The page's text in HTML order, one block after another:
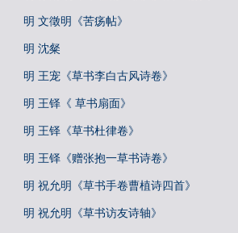
明 文徵明《苦疡帖》
明 沈粲
明 王宠《草书李白古风诗卷》
明 王铎《 草书扇面》
明 王铎《草书杜律卷》
明 王铎《赠张抱一草书诗卷》
明 祝允明《草书手卷曹植诗四首》
明 祝允明《草书访友诗轴》